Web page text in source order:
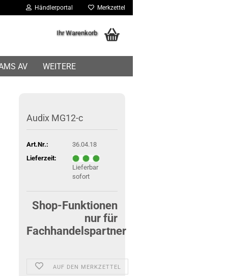
Händlerportal Merkzettel
Ihr Warenkorb
AV WEITERE
Audix MG12-c
Art.Nr.:
36.04.18
Lieferzeit:
Lieferbar
sofort
Shop-Funktionen
nur für
Fachhandelspartner
AUF DEN MERKZETTEL